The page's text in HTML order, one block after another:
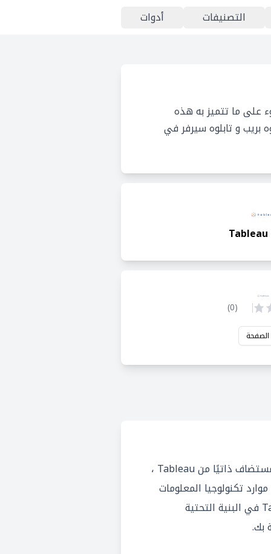
التصنيفات أدوات
على ما تتميز به هذه
بريب و تابلوه سيرفر في
(
0
)
الصفحة
Tableau Server هو عرض مستضاف ذاتيًا من Tableau ،
تكنولوجيا المعلومات
وترغب في استضافة Tableau في البنية التحتية
بك.